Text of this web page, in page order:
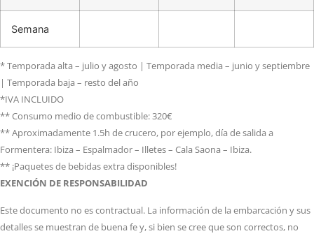
Semana
* Temporada alta – julio y agosto | Temporada media – junio y septiembre
| Temporada baja – resto del año
*IVA INCLUIDO
** Consumo medio de combustible: 320€
** Aproximadamente 1.5h de crucero, por ejemplo, día de salida a
Formentera: Ibiza – Espalmador – Illetes – Cala Saona – Ibiza.
** ¡Paquetes de bebidas extra disponibles!
EXENCIÓN DE RESPONSABILIDAD
Este documento no es contractual. La información de la embarcación y sus
detalles se muestran de buena fe y, si bien se cree que son correctos, no